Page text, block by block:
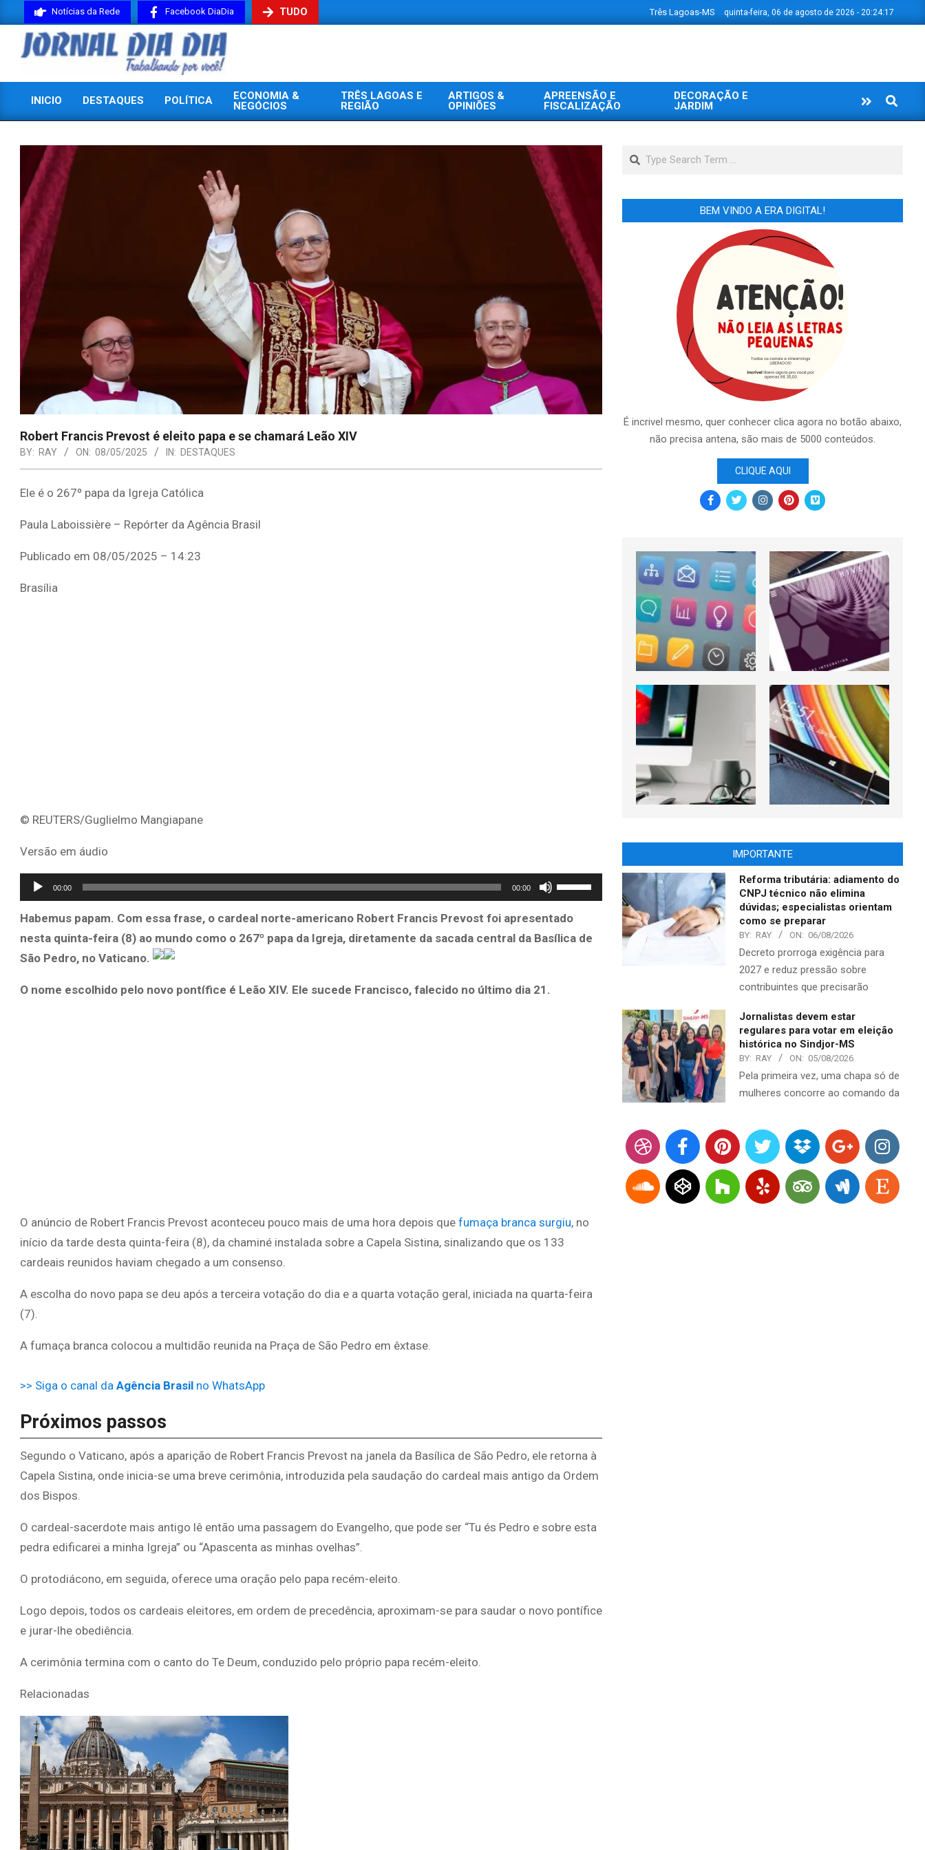
to
content
Notícias da Rede Facebook DiaDia TUDO Três Lagoas-MS quinta-feira, 06 de agosto de 2026 - 20:24:18
JORNAL
DIADIA
Menu
INICIO DESTAQUES POLÍTICA
ECONOMIA &
NEGÓCIOS
TRÊS LAGOAS E
REGIÃO
ARTIGOS &
OPINIÕES
APREENSÃO E
FISCALIZAÇÃO
DECORAÇÃO E
JARDIM
Search
Robert Francis Prevost é eleito papa e se chamará Leão XIV
BY: RAY ON: 08/05/2025 IN: DESTAQUES
Ele é o 267º papa da Igreja Católica
Paula Laboissière – Repórter da Agência Brasil
Publicado em 08/05/2025 – 14:23
Brasília
© REUTERS/Guglielmo Mangiapane
Versão em áudio
Tocador
de
áudio
00:00 00:00
Use
as
setas
para
Habemus papam. Com essa frase, o cardeal norte-americano Robert Francis Prevost foi apresentado
nesta quinta-feira (8) ao mundo como o 267º papa da Igreja, diretamente da sacada central da Basílica de
São Pedro, no Vaticano.
O nome escolhido pelo novo pontífice é Leão XIV. Ele sucede Francisco, falecido no último dia 21.
O anúncio de Robert Francis Prevost aconteceu pouco mais de uma hora depois que fumaça branca surgiu, no
início da tarde desta quinta-feira (8), da chaminé instalada sobre a Capela Sistina, sinalizando que os 133
cardeais reunidos haviam chegado a um consenso.
A escolha do novo papa se deu após a terceira votação do dia e a quarta votação geral, iniciada na quarta-feira
(7).
A fumaça branca colocou a multidão reunida na Praça de São Pedro em êxtase.
>> Siga o canal da Agência Brasil no WhatsApp
Próximos passos
Segundo o Vaticano, após a aparição de Robert Francis Prevost na janela da Basílica de São Pedro, ele retorna à
Capela Sistina, onde inicia-se uma breve cerimônia, introduzida pela saudação do cardeal mais antigo da Ordem
dos Bispos.
O cardeal-sacerdote mais antigo lê então uma passagem do Evangelho, que pode ser “Tu és Pedro e sobre esta
pedra edificarei a minha Igreja” ou “Apascenta as minhas ovelhas”.
O protodiácono, em seguida, oferece uma oração pelo papa recém-eleito.
Logo depois, todos os cardeais eleitores, em ordem de precedência, aproximam-se para saudar o novo pontífice
e jurar-lhe obediência.
A cerimônia termina com o canto do Te Deum, conduzido pelo próprio papa recém-eleito.
Relacionadas
Search
BEM VINDO A ERA DIGITAL!
É incrivel mesmo, quer conhecer clica agora no botão abaixo,
não precisa antena, são mais de 5000 conteúdos.
CLIQUE AQUI
IMPORTANTE
Reforma tributária: adiamento do
CNPJ técnico não elimina
dúvidas; especialistas orientam
como se preparar
BY: RAY ON: 06/08/2026
Decreto prorroga exigência para
2027 e reduz pressão sobre
contribuintes que precisarão
Jornalistas devem estar
regulares para votar em eleição
histórica no Sindjor-MS
BY: RAY ON: 05/08/2026
Pela primeira vez, uma chapa só de
mulheres concorre ao comando da